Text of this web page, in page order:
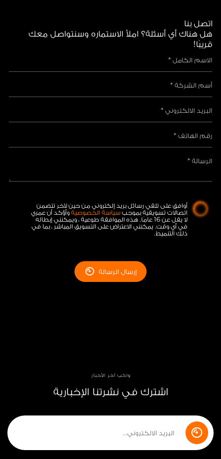
اتصل بنا
هل هناك أي أسئلة؟ املأ الاستماره وسنتواصل معك
قريبًا!
أوافق على تلقي رسائل بريد إلكتروني من حين لآخر تتضمن
اتصالات تسويقية بموجبسياسة الخصوصيةوأؤكد أن عمري
لا يقل عن 16 عامًا. هذه الموافقة طوعية ، ويمكنني إبطاله
في أي وقت. يمكنني الاعتراض على التسويق المباشر ، بما في
ذلك التنميط.
إرسال الرسالة
واكب آخر الأخبار
اشترك في نشرتنا الإخبارية